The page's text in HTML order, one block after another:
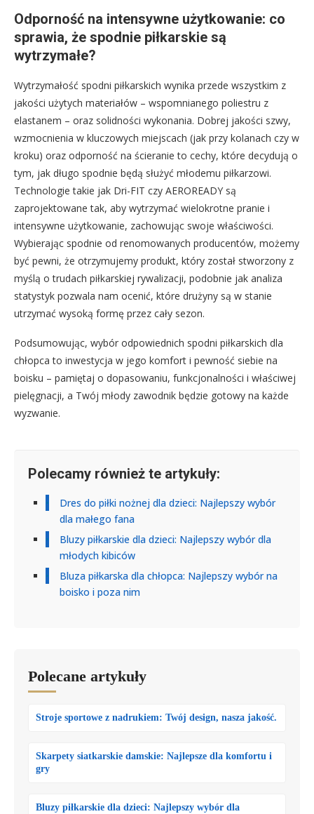
Odporność na intensywne użytkowanie: co
sprawia, że spodnie piłkarskie są
wytrzymałe?
Wytrzymałość spodni piłkarskich wynika przede wszystkim z
jakości użytych materiałów – wspomnianego poliestru z
elastanem – oraz solidności wykonania. Dobrej jakości szwy,
wzmocnienia w kluczowych miejscach (jak przy kolanach czy w
kroku) oraz odporność na ścieranie to cechy, które decydują o
tym, jak długo spodnie będą służyć młodemu piłkarzowi.
Technologie takie jak Dri-FIT czy AEROREADY są
zaprojektowane tak, aby wytrzymać wielokrotne pranie i
intensywne użytkowanie, zachowując swoje właściwości.
Wybierając spodnie od renomowanych producentów, możemy
być pewni, że otrzymujemy produkt, który został stworzony z
myślą o trudach piłkarskiej rywalizacji, podobnie jak analiza
statystyk pozwala nam ocenić, które drużyny są w stanie
utrzymać wysoką formę przez cały sezon.
Podsumowując, wybór odpowiednich spodni piłkarskich dla
chłopca to inwestycja w jego komfort i pewność siebie na
boisku – pamiętaj o dopasowaniu, funkcjonalności i właściwej
pielęgnacji, a Twój młody zawodnik będzie gotowy na każde
wyzwanie.
Polecamy również te artykuły:
Dres do piłki nożnej dla dzieci: Najlepszy wybór
dla małego fana
Bluzy piłkarskie dla dzieci: Najlepszy wybór dla
młodych kibiców
Bluza piłkarska dla chłopca: Najlepszy wybór na
boisko i poza nim
Polecane artykuły
Stroje sportowe z nadrukiem: Twój design, nasza jakość.
Skarpety siatkarskie damskie: Najlepsze dla komfortu i
gry
Bluzy piłkarskie dla dzieci: Najlepszy wybór dla